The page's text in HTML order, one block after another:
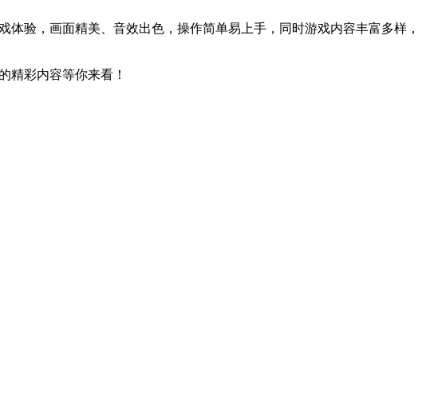
验，画面精美、音效出色，操作简单易上手，同时游戏内容丰富多样，
精彩内容等你来看！